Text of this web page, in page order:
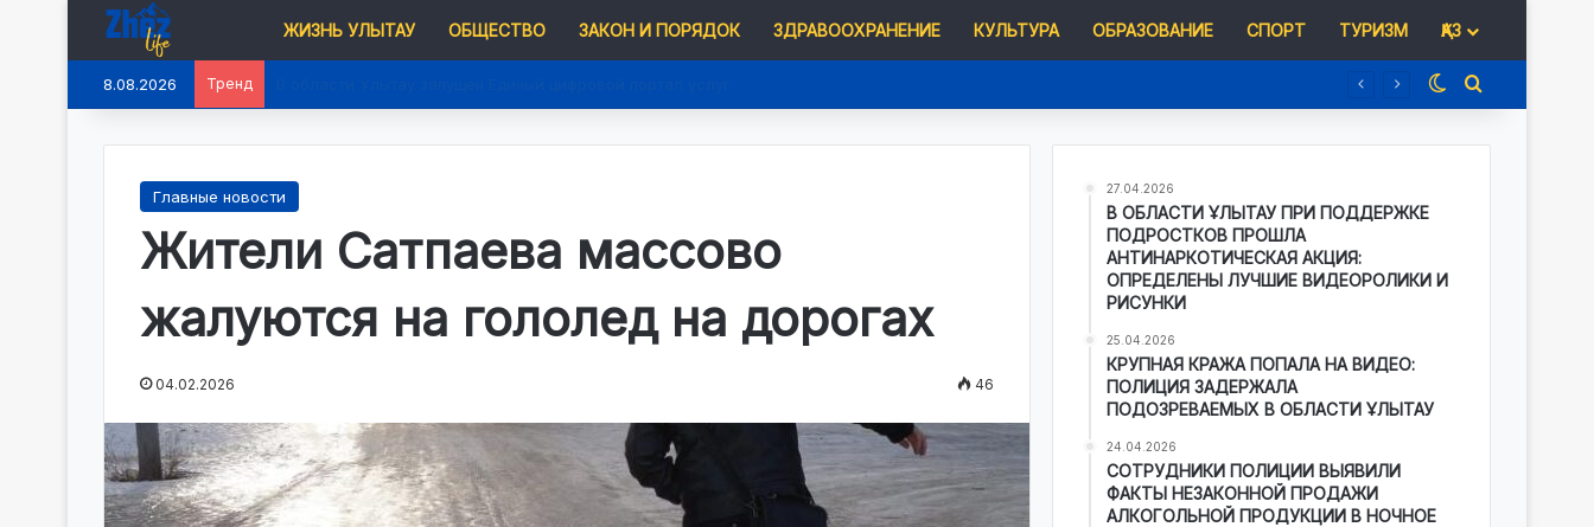
ЖИЗНЬ УЛЫТАУ ОБЩЕСТВО ЗАКОН И ПОРЯДОК ЗДРАВООХРАНЕНИЕ КУЛЬТУРА ОБРАЗОВАНИЕ СПОРТ ТУРИЗМ ҚАЗ
8.08.2026 Тренд Switch skin
Іздеу
Главные новости
Жители Сатпаева массово
жалуются на гололед на дорогах
04.02.2026 46
27.04.2026
В ОБЛАСТИ ҰЛЫТАУ ПРИ ПОДДЕРЖКЕ
ПОДРОСТКОВ ПРОШЛА
АНТИНАРКОТИЧЕСКАЯ АКЦИЯ:
ОПРЕДЕЛЕНЫ ЛУЧШИЕ ВИДЕОРОЛИКИ И
РИСУНКИ
25.04.2026
КРУПНАЯ КРАЖА ПОПАЛА НА ВИДЕО:
ПОЛИЦИЯ ЗАДЕРЖАЛА
ПОДОЗРЕВАЕМЫХ В ОБЛАСТИ ҰЛЫТАУ
24.04.2026
СОТРУДНИКИ ПОЛИЦИИ ВЫЯВИЛИ
ФАКТЫ НЕЗАКОННОЙ ПРОДАЖИ
АЛКОГОЛЬНОЙ ПРОДУКЦИИ В НОЧНОЕ